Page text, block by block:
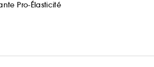
Pro-Élasticité